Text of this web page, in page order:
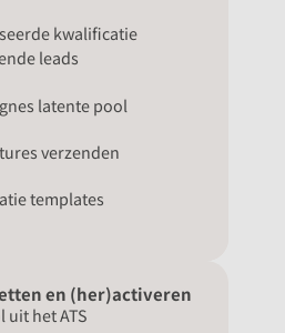
kwalificatie
leads
latente pool
verzenden
templates
en (her)activeren
uit het ATS